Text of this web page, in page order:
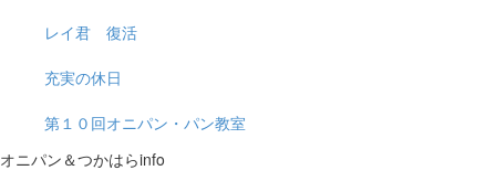
レイ君 復活
充実の休日
第１０回オニパン・パン教室
オニパン＆つかはらinfo